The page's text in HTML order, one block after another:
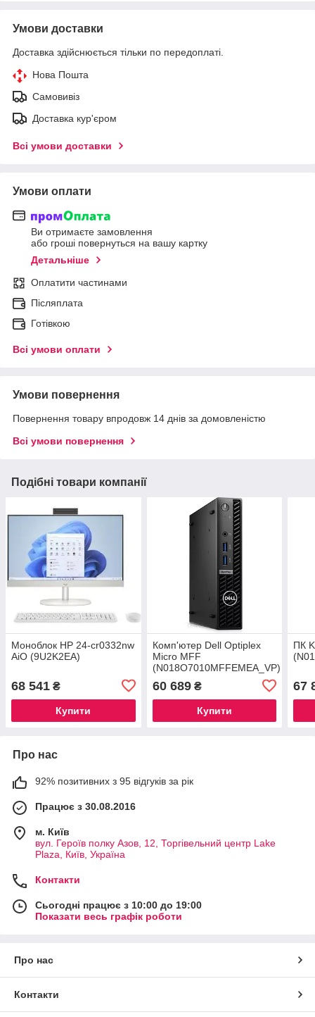
Умови доставки
Доставка здійснюється тільки по передоплаті.
Нова Пошта
Самовивіз
Доставка кур'єром
Всі умови доставки
Умови оплати
Ви отримаєте замовлення
або гроші повернуться на вашу картку
Детальніше
Оплатити частинами
Післяплата
Готівкою
Всі умови оплати
Умови повернення
Повернення товару впродовж 14 днів за домовленістю
Всі умови повернення
Подібні товари компанії
Моноблок HP 24-cr0332nw
AiO (9U2K2EA)
68 541 ₴
Купити
Комп'ютер Dell Optiplex
Micro MFF
(N018O7010MFFEMEA_VP)
60 689₴
Купити
ПК
67
Про нас
92% позитивних з 95 відгуків за рік
Працює з 30.08.2016
м. Київ
вул. Героїв полку Азов, 12, Торгівельний центр Lake
Plaza, Київ, Україна
Контакти
Сьогодні працює з 10:00 до 19:00
Показати весь графік роботи
Про нас
Контакти